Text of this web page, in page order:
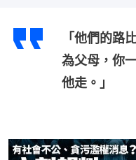
「他們的路
為父母，你
他走。」